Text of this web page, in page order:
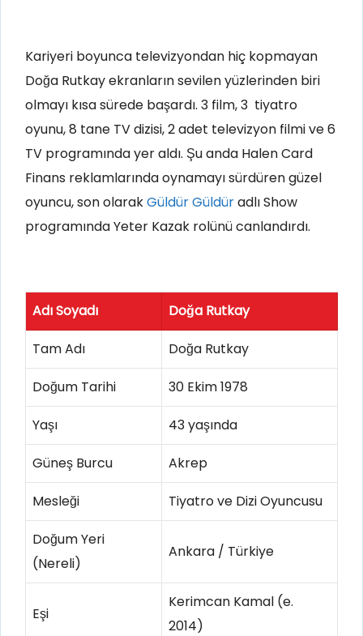
Kariyeri boyunca televizyondan hiç kopmayan
Doğa Rutkay ekranların sevilen yüzlerinden biri
olmayı kısa sürede başardı. 3 film, 3 tiyatro
oyunu, 8 tane TV dizisi, 2 adet televizyon filmi ve 6
TV programında yer aldı. Şu anda Halen Card
Finans reklamlarında oynamayı sürdüren güzel
oyuncu, son olarakGüldür Güldüradlı Show
programında Yeter Kazak rolünü canlandırdı.
Adı Soyadı Doğa Rutkay
Tam Adı Doğa Rutkay
Doğum Tarihi 30 Ekim 1978
Yaşı 43 yaşında
Güneş Burcu Akrep
Mesleği Tiyatro ve Dizi Oyuncusu
Doğum Yeri
(Nereli)
Ankara / Türkiye
Eşi
Kerimcan Kamal (e.
2014)